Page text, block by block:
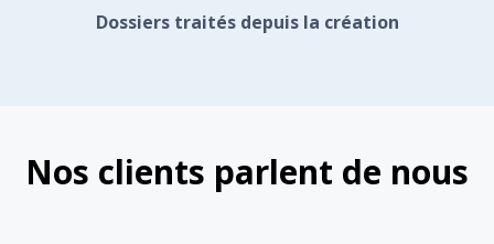
Dossiers traités depuis la création
Nos clients parlent de nous